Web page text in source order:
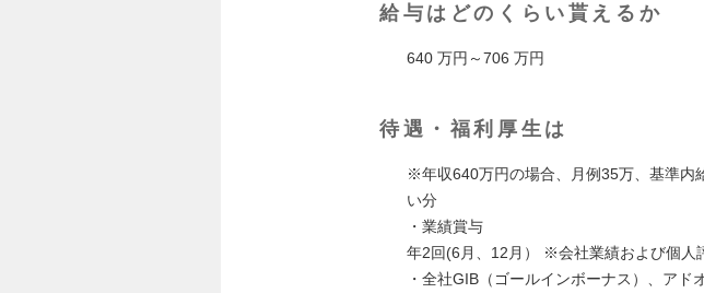
給与はどのくらい貰えるか
640 万円～706 万円
待遇・福利厚生は
※年収640万円の場合、月例35万、基準内
い分
・業績賞与
年2回(6月、12月） ※会社業績および個人
・全社GIB（ゴールインボーナス）、アド